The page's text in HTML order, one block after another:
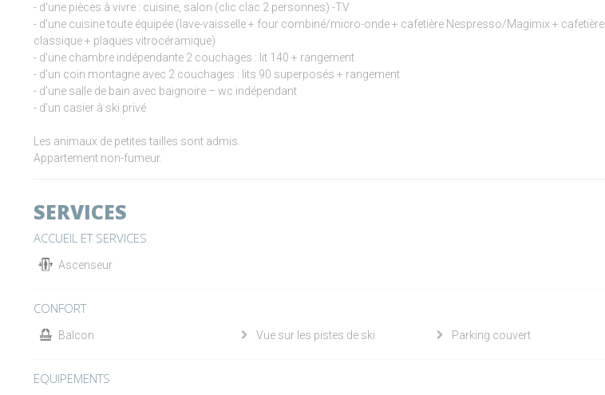
- d'une pièces à vivre : cuisine, salon (clic clac 2 personnes) -TV
- d'une cuisine toute équipée (lave-vaisselle + four combiné/micro-onde + cafetière Nespresso/Magimix + cafetière
classique + plaques vitrocéramique)
- d'une chambre indépendante 2 couchages : lit 140 + rangement
- d'un coin montagne avec 2 couchages : lits 90 superposés + rangement
- d'une salle de bain avec baignoire – wc indépendant
- d'un casier à ski privé
Les animaux de petites tailles sont admis.
Appartement non-fumeur.
SERVICES
ACCUEIL ET SERVICES
Ascenseur
CONFORT
Balcon Vue sur les pistes de ski Parking couvert
EQUIPEMENTS